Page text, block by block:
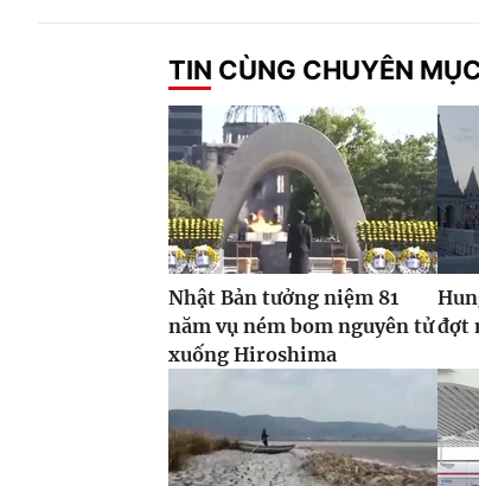
TIN CÙNG CHUYÊN
Nhật Bản tưởng niệm 81
năm vụ ném bom nguyên tử
xuống Hiroshima
đợt